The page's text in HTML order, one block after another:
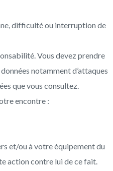
difficulté ou interruption de
Vous devez prendre
notamment d’attaques
que vous consultez.
encontre :
et/ou à votre équipement du
action contre lui de ce fait.